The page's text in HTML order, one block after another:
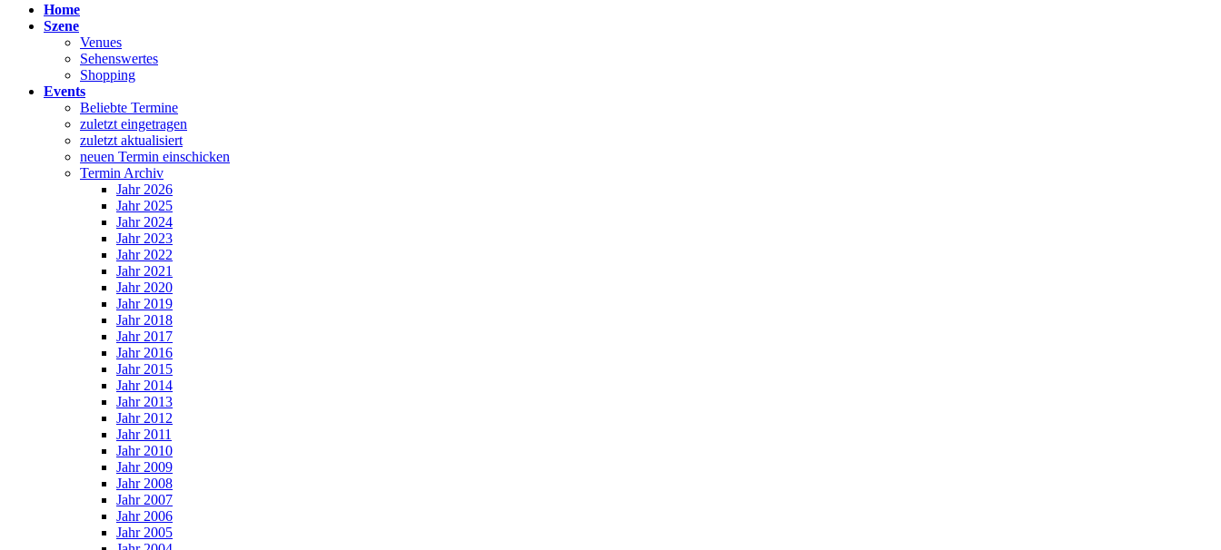
Home
Szene
Venues
Sehenswertes
Shopping
Events
Beliebte Termine
zuletzt eingetragen
zuletzt aktualisiert
neuen Termin einschicken
Termin Archiv
Jahr 2026
Jahr 2025
Jahr 2024
Jahr 2023
Jahr 2022
Jahr 2021
Jahr 2020
Jahr 2019
Jahr 2018
Jahr 2017
Jahr 2016
Jahr 2015
Jahr 2014
Jahr 2013
Jahr 2012
Jahr 2011
Jahr 2010
Jahr 2009
Jahr 2008
Jahr 2007
Jahr 2006
Jahr 2005